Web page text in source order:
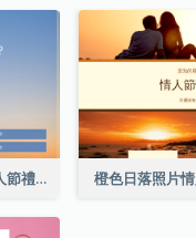
藍色和橙色漸變照片情人節禮品卡 橙色日落照片